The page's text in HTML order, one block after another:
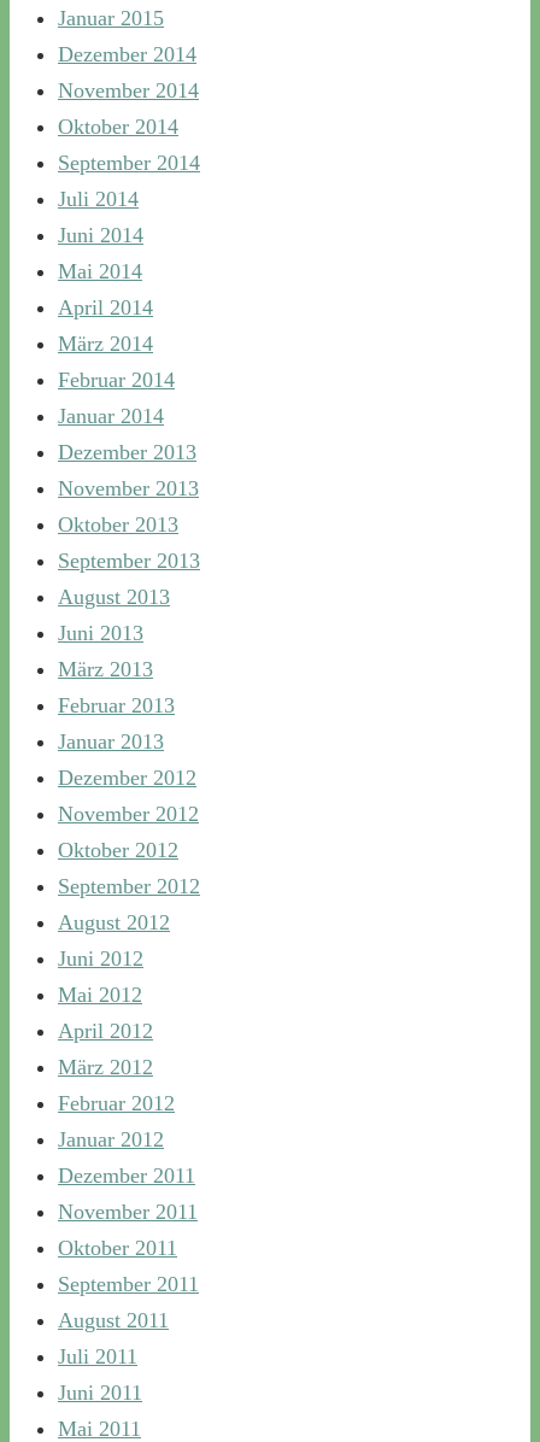
Januar 2015
Dezember 2014
November 2014
Oktober 2014
September 2014
Juli 2014
Juni 2014
Mai 2014
April 2014
März 2014
Februar 2014
Januar 2014
Dezember 2013
November 2013
Oktober 2013
September 2013
August 2013
Juni 2013
März 2013
Februar 2013
Januar 2013
Dezember 2012
November 2012
Oktober 2012
September 2012
August 2012
Juni 2012
Mai 2012
April 2012
März 2012
Februar 2012
Januar 2012
Dezember 2011
November 2011
Oktober 2011
September 2011
August 2011
Juli 2011
Juni 2011
Mai 2011